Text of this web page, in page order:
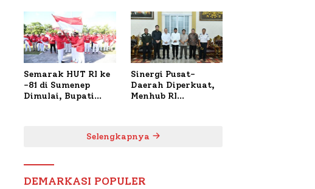
Polresta Lakukan
Olah TKP
1.024 Peserta
Terdaftar
Semarak HUT RI ke
-81 di Sumenep
Dimulai, Bupati
Sinergi Pusat-
Daerah Diperkuat,
Menhub RI
Mutiara Sentosa II
Selengkapnya
DEMARKASI POPULER